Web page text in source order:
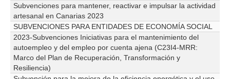
Subvenciones para mantener, reactivar e impulsar la actividad
artesanal en Canarias 2023
SUBVENCIONES PARA ENTIDADES DE ECONOMÍA SOCIAL
2023-Subvenciones Iniciativas para el mantenimiento del
autoempleo y del empleo por cuenta ajena (C23I4-MRR:
Marco del Plan de Recuperación, Transformación y
Resiliencia)